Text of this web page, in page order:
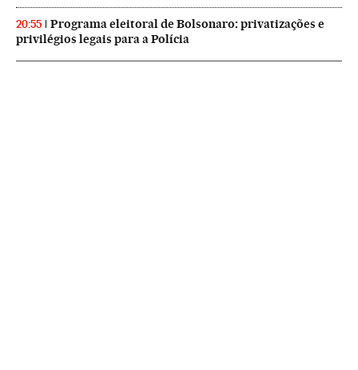
20:55
Programa eleitoral de Bolsonaro: privatizações e
privilégios legais para a Polícia